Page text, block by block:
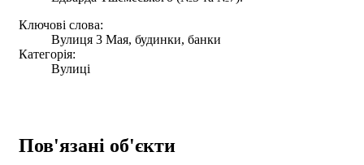
Ключові слова:
Вулиця 3 Мая, будинки, банки
Категорія:
Вулиці
Пов'язані об'єкти